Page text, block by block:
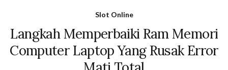
Slot Online
Langkah Memperbaiki Ram Memori
Computer Laptop Yang Rusak Error